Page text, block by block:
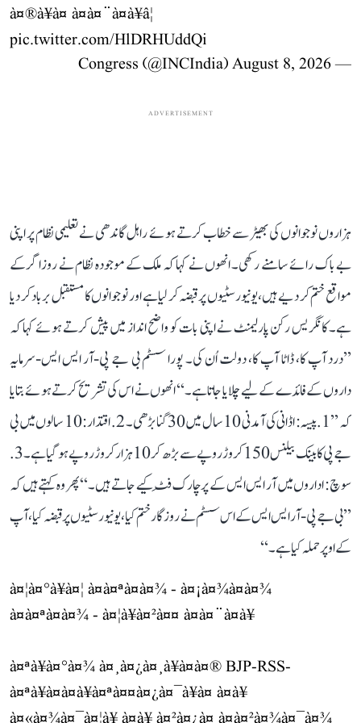
à¤®à¥à¤ à¤à¤¨à¤à¥â¦
pic.twitter.com/HlDRHUddQi
— Congress (@INCIndia)
August 8, 2026
ADVERTISEMENT
ہزاروں نوجوانوں کی بھیڑ سے خطاب کرتے ہوئے راہل گاندھی نے تعلیمی نظام پر اپنی
بے باک رائے سامنے رکھی۔ انھوں نے کہا کہ ملک کے موجودہ نظام نے روزاگر کے
مواقع ختم کر دیے ہیں، یونیورسٹیوں پر قبضہ کر لیا ہے اور نوجوانوں کا مستقبل برباد کر دیا
ہے۔ کانگریس رکن پارلیمنٹ نے اپنی بات کو واضح انداز میں پیش کرتے ہوئے کہا کہ
’’درد آپ کا، ڈاٹا آپ کا، دولت اُن کی۔ پورا سسٹم بی جے پی-آر ایس ایس-سرمایہ
داروں کے فائدے کے لیے چلایا جاتا ہے۔‘‘ انھوں نے اس کی تشریح کرتے ہوئے بتایا
کہ ’’1. پیسہ: اڈانی کی آمدنی 10 سال میں 30 گنا بڑھی۔ 2. اقتدار: 10 سالوں میں بی
جے پی کا بینک بیلنس 150 کروڑ روپے سے بڑھ کر 10 ہزار کروڑ روپے ہو گیا ہے۔ 3.
سوچ: اداروں میں آر ایس ایس کے پرچارک فِٹ کیے جاتے ہیں۔‘‘ پھر وہ کہتے ہیں کہ
’’بی جے پی-آر ایس ایس کے اس سسٹم نے روزگار ختم کیا، یونیورسٹیوں پر قبضہ کیا، آپ
کے اوپر حملہ کیا ہے۔‘‘
à¤¦à¤°à¥à¤¦ à¤à¤ªà¤à¤¾ - à¤¡à¤¾à¤à¤¾
à¤à¤ªà¤à¤¾ - à¤¦à¥à¤²à¤¤ à¤à¤¨à¤à¥
à¤ªà¥à¤°à¤¾ à¤¸à¤¿à¤¸à¥à¤à¤® BJP-RSS-
à¤ªà¥à¤à¤à¥à¤ªà¤¤à¤¿à¤¯à¥à¤ à¤à¥